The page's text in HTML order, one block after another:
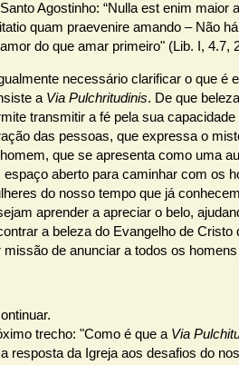
Agostinho: “Nulla est enim maior
quam praevenire amando – Não
do que amar primeiro" (Lib. I, 4.7,
necessário clarificar o que é
a Via Pulchritudinis. De que
transmitir a fé pela sua capacidade
das pessoas, que expressa o
que se apresenta como uma
espaço aberto para caminhar com os
do nosso tempo que já
aprender a apreciar o belo,
a beleza do Evangelho de Cristo
missão de anunciar a todos os
trecho: "Como é que a Via
resposta da Igreja aos desafios do